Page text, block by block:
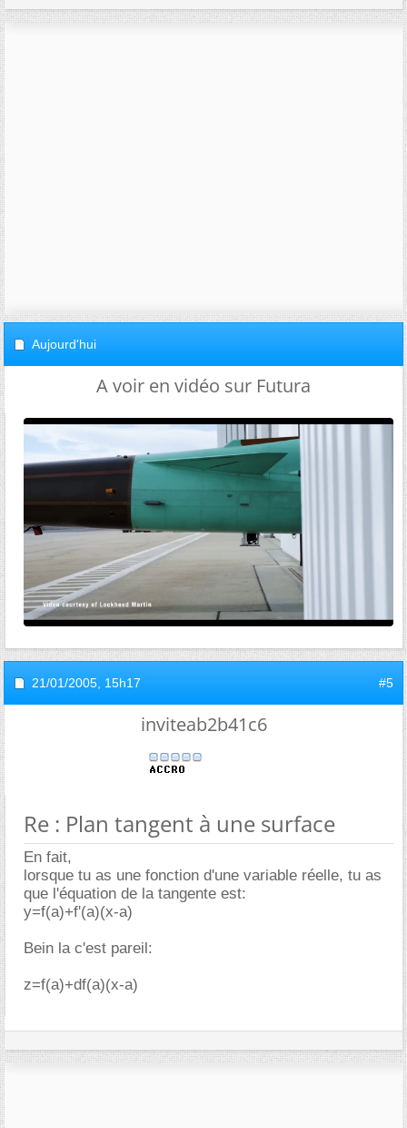
Aujourd'hui
A voir en vidéo sur Futura
21/01/2005, 15h17 #5
inviteab2b41c6
Re : Plan tangent à une surface
En fait,
lorsque tu as une fonction d'une variable réelle, tu as
que l'équation de la tangente est:
y=f(a)+f'(a)(x-a)
Bein la c'est pareil:
z=f(a)+df(a)(x-a)